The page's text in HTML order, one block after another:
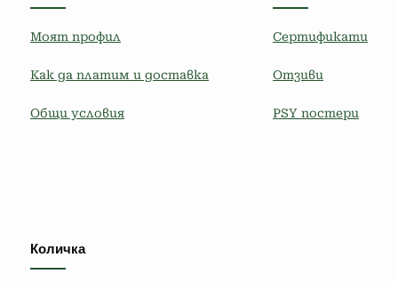
Моят профил
Как да платим и доставка
Общи условия
Сертификати
Отзиви
PSY постери
Количка